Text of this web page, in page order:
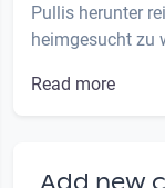
Pullis herunter
heimgesucht zu
Read more
Add new